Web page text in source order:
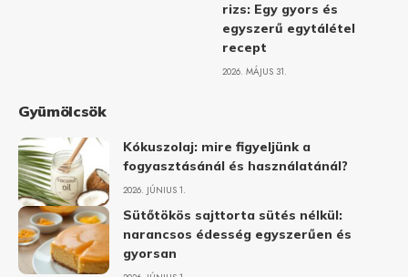
rizs: Egy gyors és
egyszerű egytálétel
recept
2026. MÁJUS 31.
Gyümölcsök
Kókuszolaj: mire figyeljünk a
fogyasztásánál és használatánál?
2026. JÚNIUS 1.
Sütőtökös sajttorta sütés nélkül:
narancsos édesség egyszerűen és
gyorsan